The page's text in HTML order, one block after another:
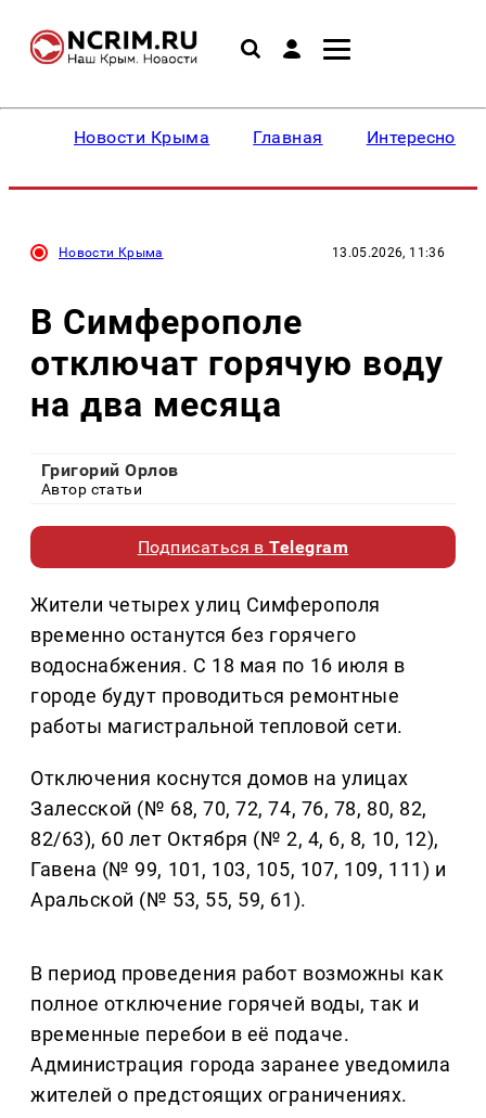
Новости Крыма Главная Интересное
Новости Крыма 13.05.2026, 11:36
В Симферополе
отключат горячую воду
на два месяца
Григорий Орлов
Автор статьи
Подписаться вTelegram
Жители четырех улиц Симферополя
временно останутся без горячего
водоснабжения. С 18 мая по 16 июля в
городе будут проводиться ремонтные
работы магистральной тепловой сети.
Отключения коснутся домов на улицах
Залесской (№ 68, 70, 72, 74, 76, 78, 80, 82,
82/63), 60 лет Октября (№ 2, 4, 6, 8, 10, 12),
Гавена (№ 99, 101, 103, 105, 107, 109, 111) и
Аральской (№ 53, 55, 59, 61).
В период проведения работ возможны как
полное отключение горячей воды, так и
временные перебои в её подаче.
Администрация города заранее уведомила
жителей о предстоящих ограничениях.